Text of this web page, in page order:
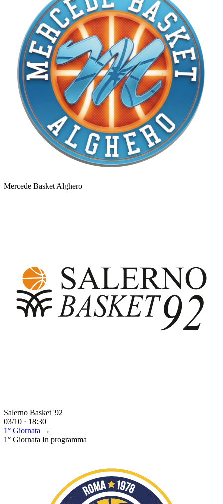
Mercede Basket Alghero
Salerno Basket '92
03/10 · 18:30
1° Giornata →
1° Giornata In programma